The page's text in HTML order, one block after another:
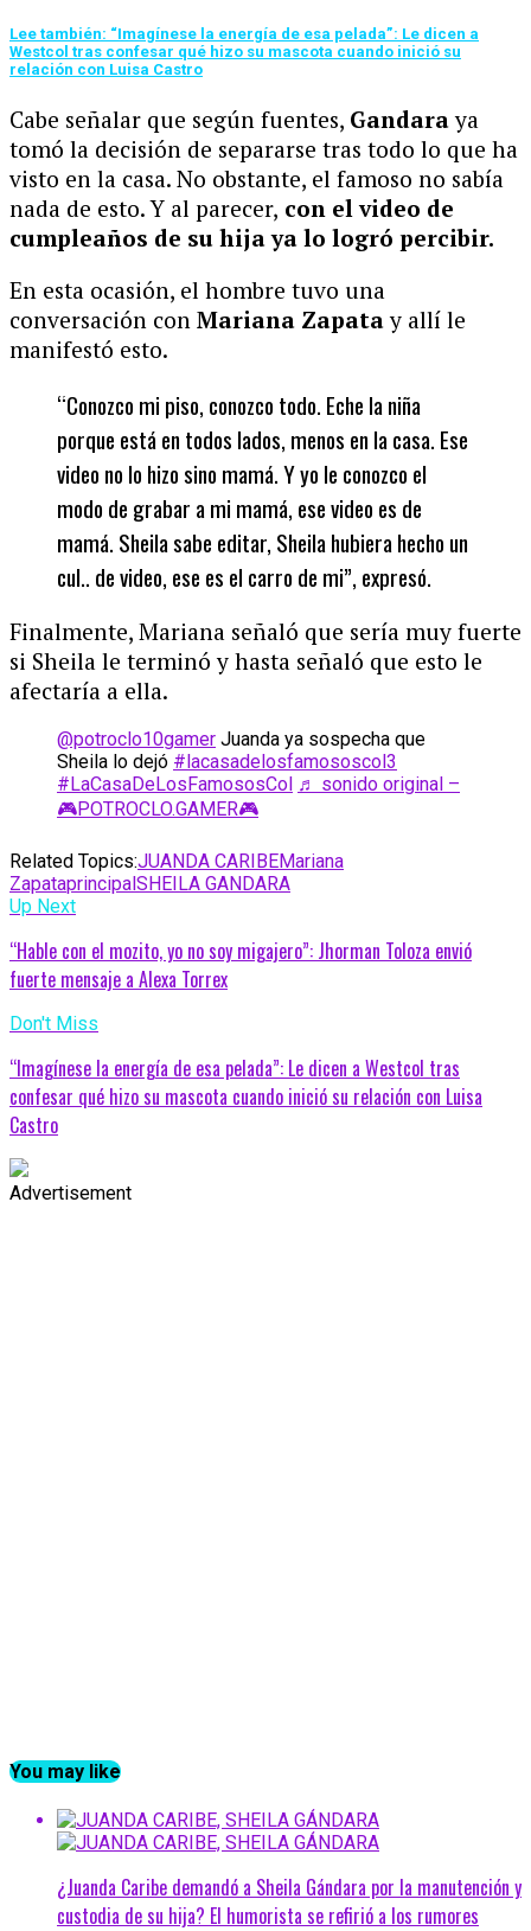
Lee también: “Imagínese la energía de esa pelada”: Le dicen a
Westcol tras confesar qué hizo su mascota cuando inició su
relación con Luisa Castro
Cabe señalar que según fuentes, Gandaraya
tomó la decisión de separarse tras todo lo que ha
visto en la casa. No obstante, el famoso no sabía
nada de esto. Y al parecer, con el video de
cumpleaños de su hija ya lo logró percibir.
En esta ocasión, el hombre tuvo una
conversación con Mariana Zapatay allí le
manifestó esto.
“Conozco mi piso, conozco todo. Eche la niña
porque está en todos lados, menos en la casa. Ese
video no lo hizo sino mamá. Y yo le conozco el
modo de grabar a mi mamá, ese video es de
mamá. Sheila sabe editar, Sheila hubiera hecho un
cul.. de video, ese es el carro de mi”, expresó.
Finalmente, Mariana señaló que sería muy fuerte
si Sheila le terminó y hasta señaló que esto le
afectaría a ella.
@potroclo10gamer Juanda ya sospecha que
Sheila lo dejó #lacasadelosfamososcol3
#LaCasaDeLosFamososCol ♬ sonido original –
🎮POTROCLO.GAMER🎮
Related Topics:JUANDA CARIBEMariana
Zapataprincipal SHEILA GANDARA
Up Next
“Hable con el mozito, yo no soy migajero”: Jhorman Toloza envió
fuerte mensaje a Alexa Torrex
Don't Miss
“Imagínese la energía de esa pelada”: Le dicen a Westcol tras
confesar qué hizo su mascota cuando inició su relación con Luisa
Castro
Advertisement
You may like
¿Juanda Caribe demandó a Sheila Gándara por la manutención y
custodia de su hija? El humorista se refirió a los rumores